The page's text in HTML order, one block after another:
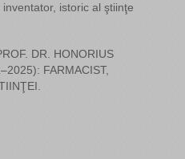
istoric al ştiinţe
DR. HONORIUS
FARMACIST,